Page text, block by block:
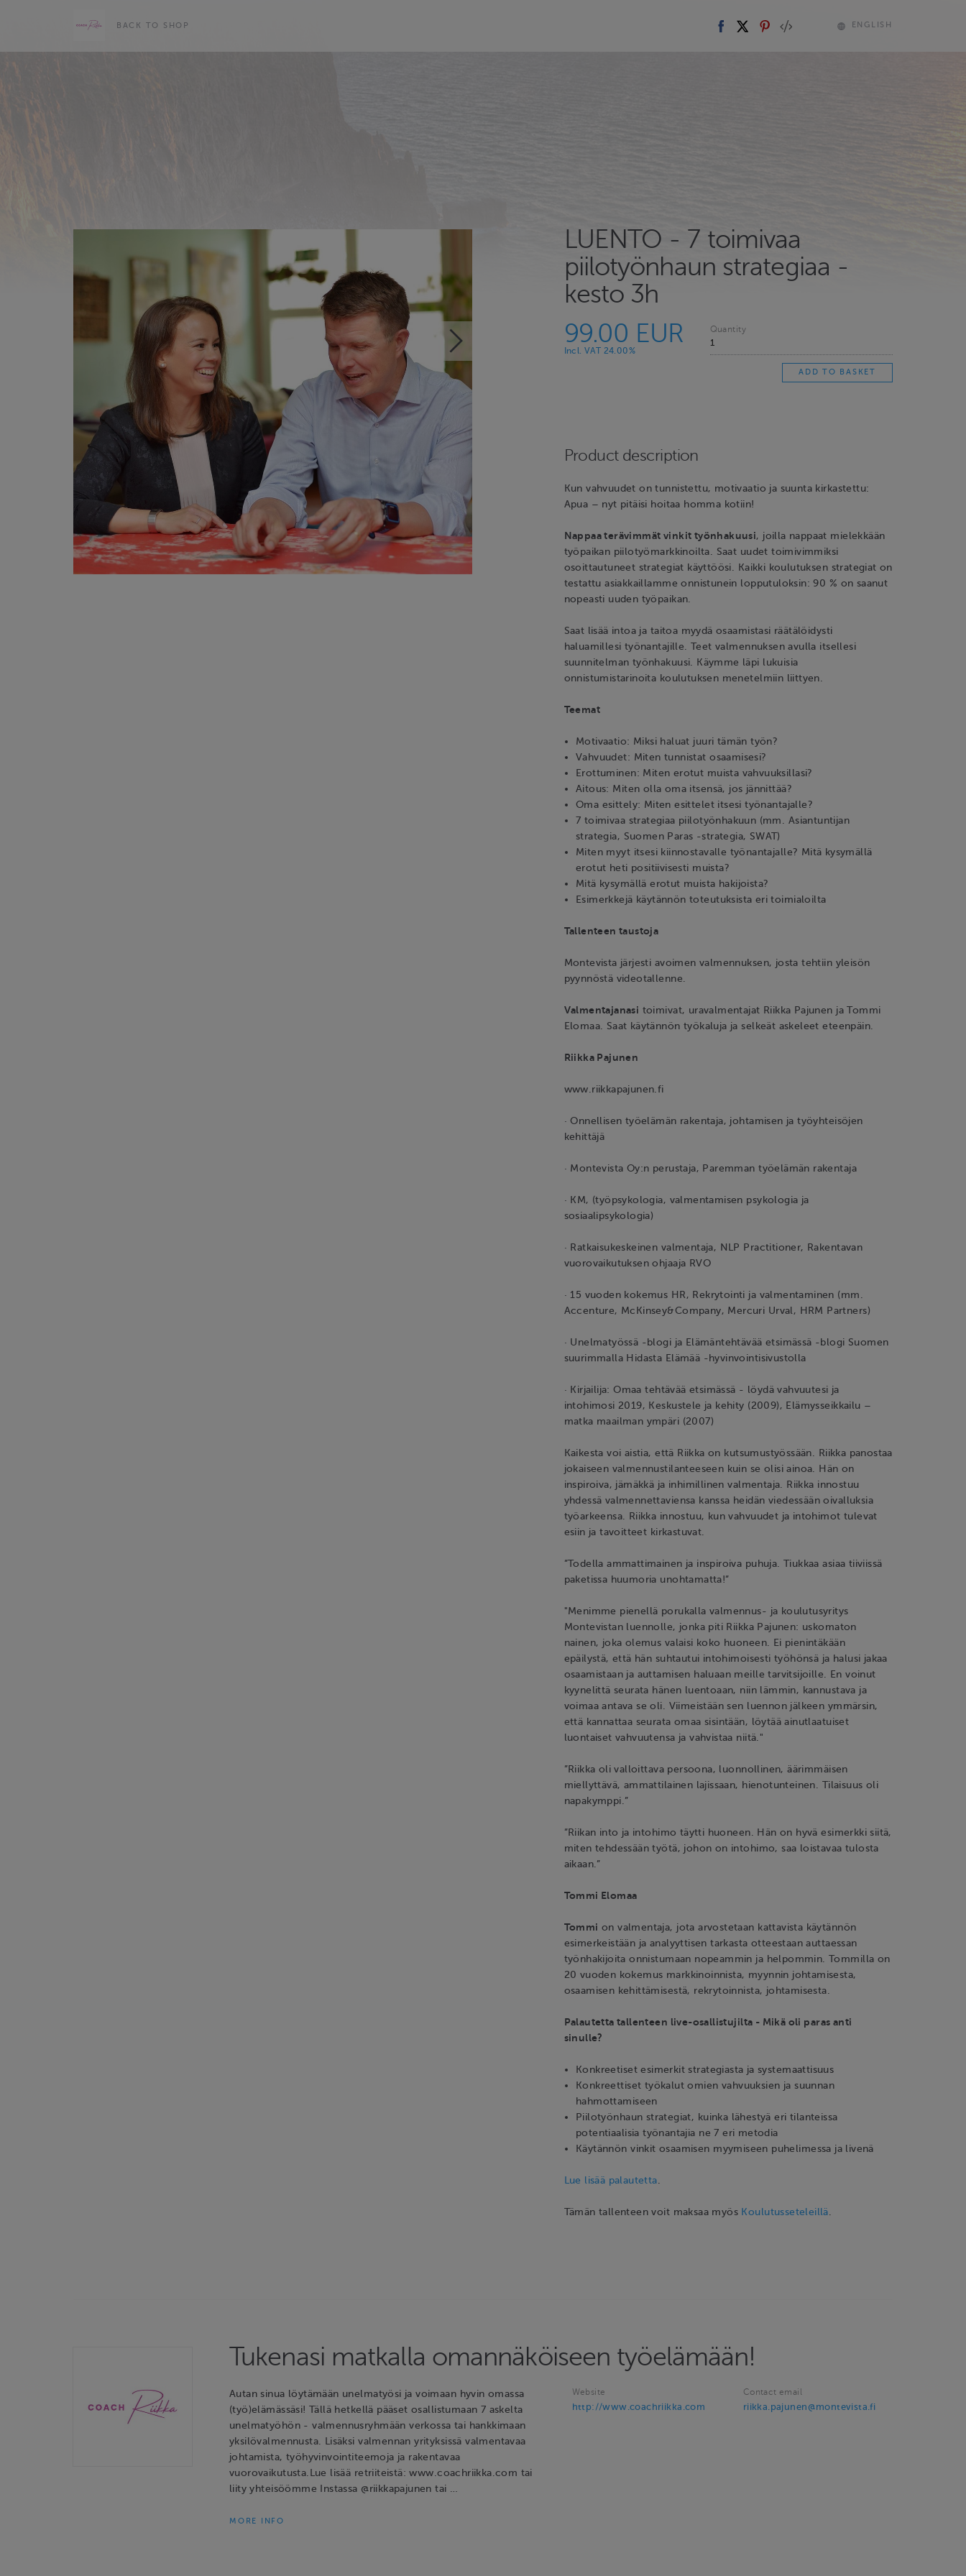
BACK TO SHOP ENGLISH
LUENTO - 7 toimivaa
piilotyönhaun strategiaa -
kesto 3h
99.00 EUR
Incl. VAT 24.00%
Quantity
Product description
Kun vahvuudet on tunnistettu, motivaatio ja suunta kirkastettu:
Apua – nyt pitäisi hoitaa homma kotiin!
Nappaa terävimmät vinkit työnhakuusi, joilla nappaat mielekkään
työpaikan piilotyömarkkinoilta. Saat uudet toimivimmiksi
osoittautuneet strategiat käyttöösi. Kaikki koulutuksen strategiat on
testattu asiakkaillamme onnistunein lopputuloksin: 90 % on saanut
nopeasti uuden työpaikan.
Saat lisää intoa ja taitoa myydä osaamistasi räätälöidysti
haluamillesi työnantajille. Teet valmennuksen avulla itsellesi
suunnitelman työnhakuusi. Käymme läpi lukuisia
onnistumistarinoita koulutuksen menetelmiin liittyen.
Teemat
Motivaatio: Miksi haluat juuri tämän työn?
Vahvuudet: Miten tunnistat osaamisesi?
Erottuminen: Miten erotut muista vahvuuksillasi?
Aitous: Miten olla oma itsensä, jos jännittää?
Oma esittely: Miten esittelet itsesi työnantajalle?
7 toimivaa strategiaa piilotyönhakuun (mm. Asiantuntijan
strategia, Suomen Paras -strategia, SWAT)
Miten myyt itsesi kiinnostavalle työnantajalle? Mitä kysymällä
erotut heti positiivisesti muista?
Mitä kysymällä erotut muista hakijoista?
Esimerkkejä käytännön toteutuksista eri toimialoilta
Tallenteen taustoja
Montevista järjesti avoimen valmennuksen, josta tehtiin yleisön
pyynnöstä videotallenne.
Valmentajanasi toimivat, uravalmentajat Riikka Pajunen ja Tommi
Elomaa. Saat käytännön työkaluja ja selkeät askeleet eteenpäin.
Riikka Pajunen
www.riikkapajunen.fi
· Onnellisen työelämän rakentaja, johtamisen ja työyhteisöjen
kehittäjä
· Montevista Oy:n perustaja, Paremman työelämän rakentaja
· KM, (työpsykologia, valmentamisen psykologia ja
sosiaalipsykologia)
· Ratkaisukeskeinen valmentaja, NLP Practitioner, Rakentavan
vuorovaikutuksen ohjaaja RVO
· 15 vuoden kokemus HR, Rekrytointi ja valmentaminen (mm.
Accenture, McKinsey&Company, Mercuri Urval, HRM Partners)
· Unelmatyössä -blogi ja Elämäntehtävää etsimässä -blogi Suomen
suurimmalla Hidasta Elämää -hyvinvointisivustolla
· Kirjailija: Omaa tehtävää etsimässä - löydä vahvuutesi ja
intohimosi 2019, Keskustele ja kehity (2009), Elämysseikkailu –
matka maailman ympäri (2007)
Kaikesta voi aistia, että Riikka on kutsumustyössään. Riikka panostaa
jokaiseen valmennustilanteeseen kuin se olisi ainoa. Hän on
inspiroiva, jämäkkä ja inhimillinen valmentaja. Riikka innostuu
yhdessä valmennettaviensa kanssa heidän viedessään oivalluksia
työarkeensa. Riikka innostuu, kun vahvuudet ja intohimot tulevat
esiin ja tavoitteet kirkastuvat.
”Todella ammattimainen ja inspiroiva puhuja. Tiukkaa asiaa tiiviissä
paketissa huumoria unohtamatta!”
"Menimme pienellä porukalla valmennus- ja koulutusyritys
Montevistan luennolle, jonka piti Riikka Pajunen: uskomaton
nainen, joka olemus valaisi koko huoneen. Ei pienintäkään
epäilystä, että hän suhtautui intohimoisesti työhönsä ja halusi jakaa
osaamistaan ja auttamisen haluaan meille tarvitsijoille. En voinut
kyynelittä seurata hänen luentoaan, niin lämmin, kannustava ja
voimaa antava se oli. Viimeistään sen luennon jälkeen ymmärsin,
että kannattaa seurata omaa sisintään, löytää ainutlaatuiset
luontaiset vahvuutensa ja vahvistaa niitä."
”Riikka oli valloittava persoona, luonnollinen, äärimmäisen
miellyttävä, ammattilainen lajissaan, hienotunteinen. Tilaisuus oli
napakymppi.”
”Riikan into ja intohimo täytti huoneen. Hän on hyvä esimerkki siitä,
miten tehdessään työtä, johon on intohimo, saa loistavaa tulosta
aikaan.”
Tommi Elomaa
Tommi on valmentaja, jota arvostetaan kattavista käytännön
esimerkeistään ja analyyttisen tarkasta otteestaan auttaessan
työnhakijoita onnistumaan nopeammin ja helpommin. Tommilla on
20 vuoden kokemus markkinoinnista, myynnin johtamisesta,
osaamisen kehittämisestä, rekrytoinnista, johtamisesta.
Palautetta tallenteen live-osallistujilta - Mikä oli paras anti
sinulle?
Konkreetiset esimerkit strategiasta ja systemaattisuus
Konkreettiset työkalut omien vahvuuksien ja suunnan
hahmottamiseen
Piilotyönhaun strategiat, kuinka lähestyä eri tilanteissa
potentiaalisia työnantajia ne 7 eri metodia
Käytännön vinkit osaamisen myymiseen puhelimessa ja livenä
Lue lisää palautetta
Tämän tallenteen voit maksaa myös Koulutusseteleillä
Tukenasi matkalla omannäköiseen työelämään!
Autan sinua löytämään unelmatyösi ja voimaan hyvin omassa
(työ)elämässäsi! Tällä hetkellä pääset osallistumaan 7 askelta
unelmatyöhön - valmennusryhmään verkossa tai hankkimaan
yksilövalmennusta. Lisäksi valmennan yrityksissä valmentavaa
johtamista, työhyvinvointiteemoja ja rakentavaa
vuorovaikutusta.Lue lisää retriiteistä: www.coachriikka.com tai
liity yhteisöömme Instassa @riikkapajunen tai …
MORE INFO
Website
http://www.coachriikka.com
Contact email
riikka.pajunen@montevista.fi